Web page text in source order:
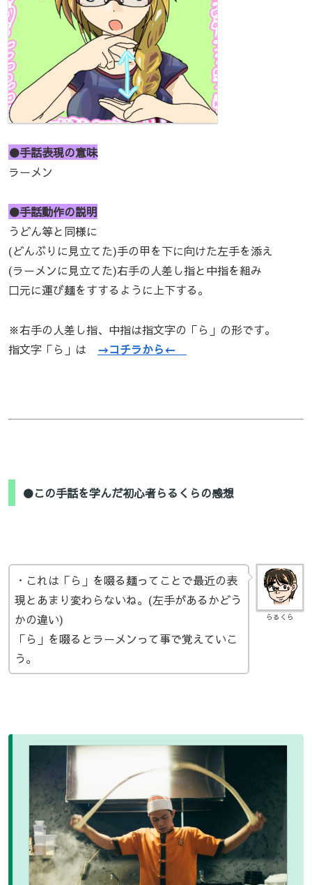
●手話表現の意味
ラーメン
●手話動作の説明
うどん等と同様に
(どんぶりに見立てた)手の甲を下に向けた左手を添え
(ラーメンに見立てた)右手の人差し指と中指を組み
口元に運び麺をすするように上下する。
※右手の人差し指、中指は指文字の「ら」の形です。
指文字「ら」は →コチラから←
●この手話を学んだ初心者らるくらの感想
らるくら
・これは「ら」を啜る麺ってことで最近の表
現とあまり変わらないね。(左手があるかどう
かの違い)
「ら」を啜るとラーメンって事で覚えていこ
う。